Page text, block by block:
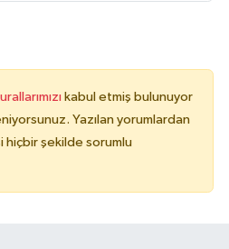
kabul etmiş bulunuyor
Yazılan yorumlardan
hiçbir şekilde sorumlu